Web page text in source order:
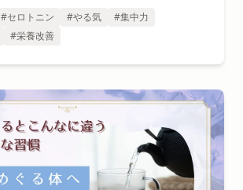
#セロトニン #やる気
#集中力
#栄養改善